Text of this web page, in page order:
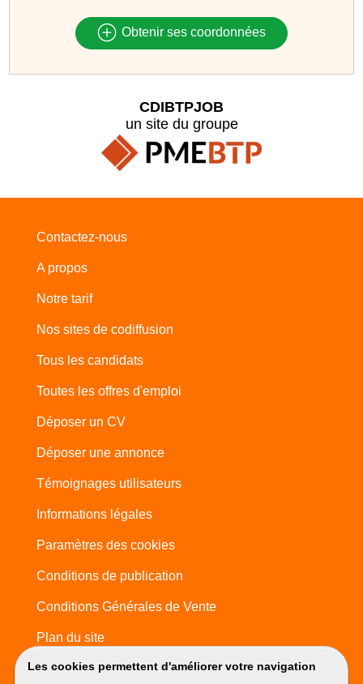
Obtenir ses coordonnées
Les cookies permettent d'améliorer votre navigation
CDIBTPJOB
un site du groupe
Contactez-nous
A propos
Notre tarif
Nos sites de codiffusion
Tous les candidats
Toutes les offres d'emploi
Déposer un CV
Déposer une annonce
Témoignages utilisateurs
Informations légales
Paramètres des cookies
Conditions de publication
Conditions Générales de Vente
Plan du site